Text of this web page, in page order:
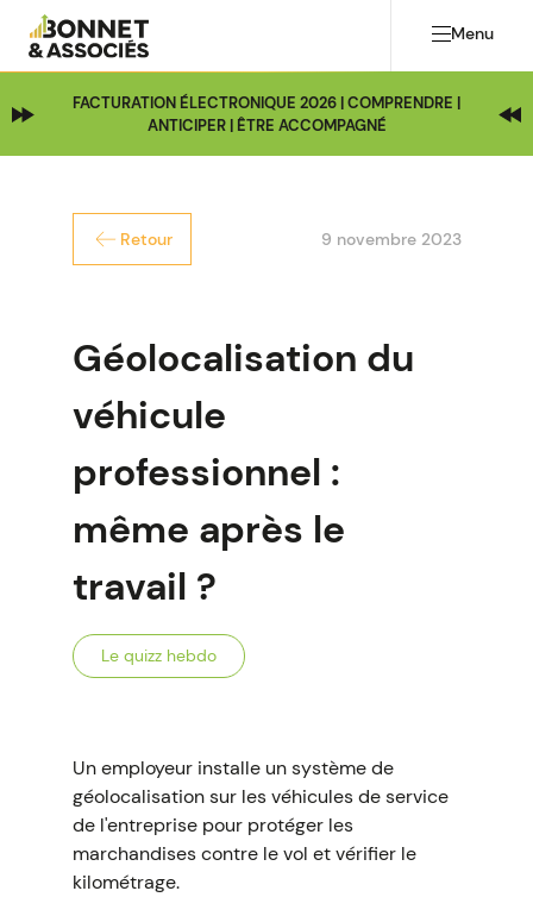
Menu
FACTURATION ÉLECTRONIQUE 2026 | COMPRENDRE |
ANTICIPER | ÊTRE ACCOMPAGNÉ
Retour 9 novembre 2023
Géolocalisation du
véhicule
professionnel :
même après le
travail ?
Le quizz hebdo
Un employeur installe un système de
géolocalisation sur les véhicules de service
de l'entreprise pour protéger les
marchandises contre le vol et vérifier le
kilométrage.